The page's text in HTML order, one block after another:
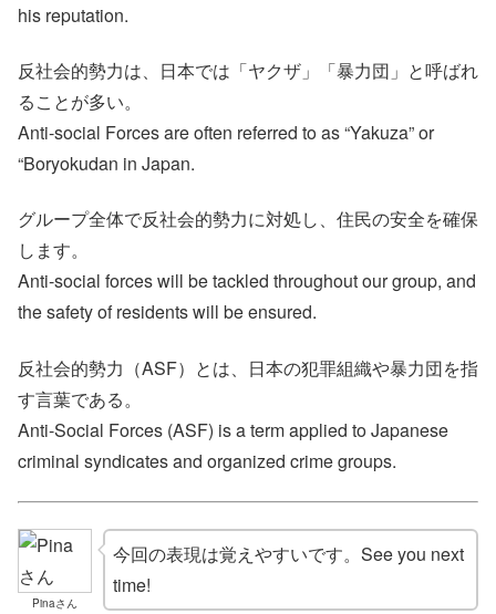
his reputation.
反社会的勢力は、日本では「ヤクザ」「暴力団」と呼ばれ
ることが多い。
Anti-social Forces are often referred to as “Yakuza” or
“Boryokudan in Japan.
グループ全体で反社会的勢力に対処し、住民の安全を確保
します。
Anti-social forces will be tackled throughout our group, and
the safety of residents will be ensured.
反社会的勢力（ASF）とは、日本の犯罪組織や暴力団を指
す言葉である。
Anti-Social Forces (ASF) is a term applied to Japanese
criminal syndicates and organized crime groups.
Pinaさん
今回の表現は覚えやすいです。See you next
time!